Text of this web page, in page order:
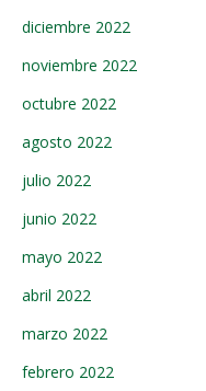
diciembre 2022
noviembre 2022
octubre 2022
agosto 2022
julio 2022
junio 2022
mayo 2022
abril 2022
marzo 2022
febrero 2022